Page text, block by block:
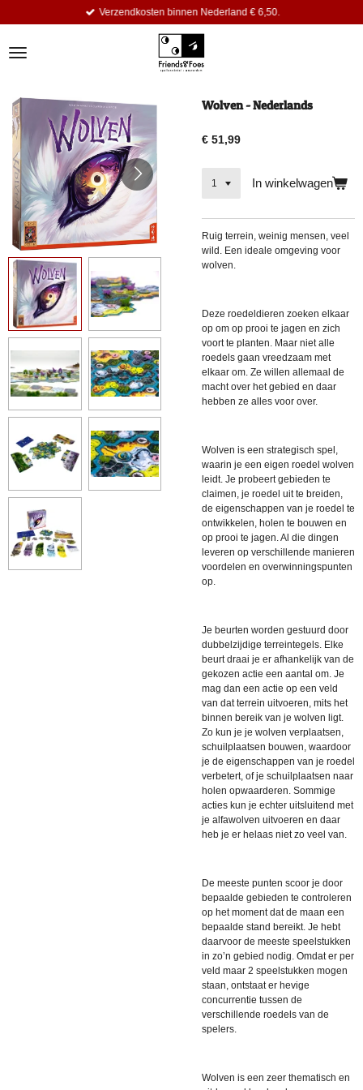
de
Verzendkosten binnen Nederland € 6,50.
Wolven - Nederlands
€ 51,99
In winkelwagen
Ruig terrein, weinig mensen, veel
wild. Een ideale omgeving voor
wolven.
Deze roedeldieren zoeken elkaar
op om op prooi te jagen en zich
voort te planten. Maar niet alle
roedels gaan vreedzaam met
elkaar om. Ze willen allemaal de
macht over het gebied en daar
hebben ze alles voor over.
Wolven is een strategisch spel,
waarin je een eigen roedel wolven
leidt. Je probeert gebieden te
claimen, je roedel uit te breiden,
de eigenschappen van je roedel te
ontwikkelen, holen te bouwen en
op prooi te jagen. Al die dingen
leveren op verschillende manieren
voordelen en overwinningspunten
op.
Je beurten worden gestuurd door
dubbelzijdige terreintegels. Elke
beurt draai je er afhankelijk van de
gekozen actie een aantal om. Je
mag dan een actie op een veld
van dat terrein uitvoeren, mits het
binnen bereik van je wolven ligt.
Zo kun je je wolven verplaatsen,
schuilplaatsen bouwen, waardoor
je de eigenschappen van je roedel
verbetert, of je schuilplaatsen naar
holen opwaarderen. Sommige
acties kun je echter uitsluitend met
je alfawolven uitvoeren en daar
heb je er helaas niet zo veel van.
De meeste punten scoor je door
bepaalde gebieden te controleren
op het moment dat de maan een
bepaalde stand bereikt. Je hebt
daarvoor de meeste speelstukken
in zo’n gebied nodig. Omdat er per
veld maar 2 speelstukken mogen
staan, ontstaat er hevige
concurrentie tussen de
verschillende roedels van de
spelers.
Wolven is een zeer thematisch en